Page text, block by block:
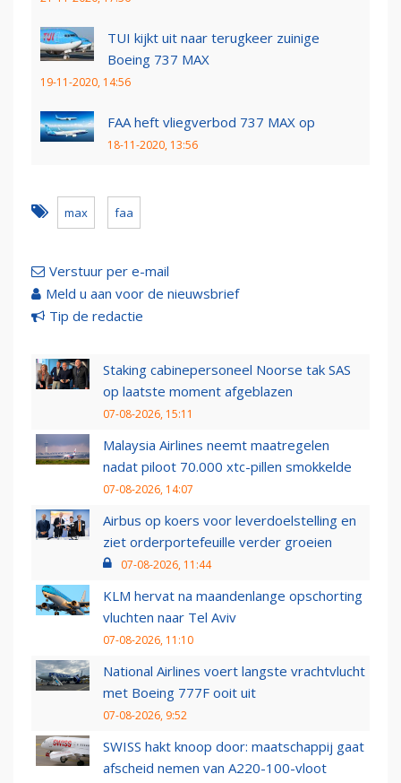
TUI kijkt uit naar terugkeer zuinige
Boeing 737 MAX
19-11-2020, 14:56
FAA heft vliegverbod 737 MAX op
18-11-2020, 13:56
max faa
Verstuur per e-mail
Meld u aan voor de nieuwsbrief
Tip de redactie
Staking cabinepersoneel Noorse tak SAS
op laatste moment afgeblazen
07-08-2026, 15:11
Malaysia Airlines neemt maatregelen
nadat piloot 70.000 xtc-pillen smokkelde
07-08-2026, 14:07
Airbus op koers voor leverdoelstelling en
ziet orderportefeuille verder groeien
07-08-2026, 11:44
KLM hervat na maandenlange opschorting
vluchten naar Tel Aviv
07-08-2026, 11:10
National Airlines voert langste vrachtvlucht
met Boeing 777F ooit uit
07-08-2026, 9:52
SWISS hakt knoop door: maatschappij gaat
afscheid nemen van A220-100-vloot